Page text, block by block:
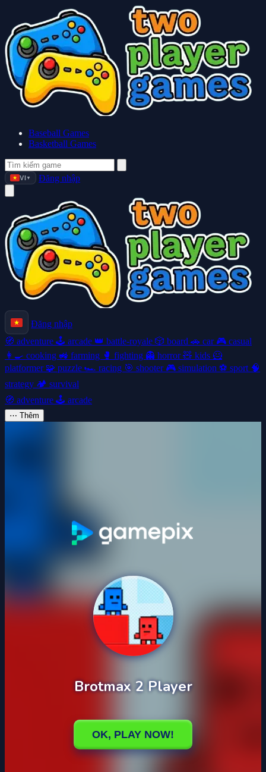
Baseball Games
Basketball Games
VI ▼ Đăng nhập
Đăng nhập
🧭 adventure 🕹️ arcade 👑 battle-royale 🎲 board 🚗 car 🎮 casual
👩‍🍳 cooking 🚜 farming 🥊 fighting 👻 horror🧸 kids 🦸
platformer 🧩 puzzle 🏎️ racing 🎯 shooter 🎮 simulation ⚽ sport 🧠
strategy 🏕️ survival
🧭 adventure 🕹️ arcade
⋯ Thêm